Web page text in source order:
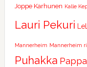
Joppe Karhunen Kalle
Lauri Pekuri
Mannerheim Mannerheim
Puhakka